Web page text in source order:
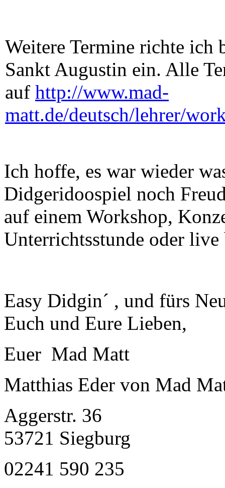
Weitere Termine richte ich
Sankt Augustin ein. Alle
auf http://www.mad-
matt.de/deutsch/lehrer/
Ich hoffe, es war wieder
Didgeridoospiel noch
auf einem Workshop,
Unterrichtsstunde oder
Easy Didgin´ , und fürs
Euch und Eure Lieben,
Euer Mad Matt
Matthias Eder von Mad
Aggerstr. 36
53721 Siegburg
02241 590 235